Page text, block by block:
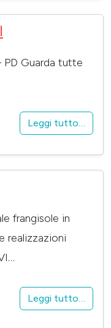
Guarda tutte
Leggi tutto…
frangisole in
realizzazioni
Leggi tutto…